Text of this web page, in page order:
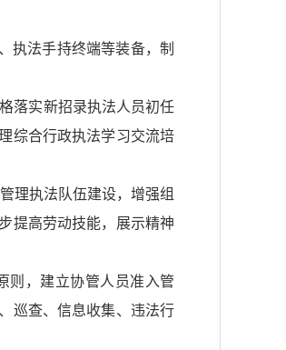
执法手持终端等装备，制
落实新招录执法人员初任
综合行政执法学习交流培
理执法队伍建设，增强组
提高劳动技能，展示精神
则，建立协管人员准入管
巡查、信息收集、违法行